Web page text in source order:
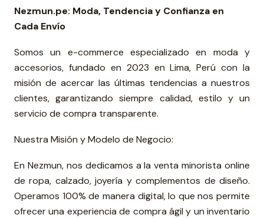
Nezmun.pe: Moda, Tendencia y Confianza en
Cada Envío
Somos un e-commerce especializado en moda y
accesorios, fundado en 2023 en Lima, Perú con la
misión de acercar las últimas tendencias a nuestros
clientes, garantizando siempre calidad, estilo y un
servicio de compra transparente.
Nuestra Misión y Modelo de Negocio:
En Nezmun, nos dedicamos a la venta minorista online
de ropa, calzado, joyería y complementos de diseño.
Operamos 100% de manera digital, lo que nos permite
ofrecer una experiencia de compra ágil y un inventario